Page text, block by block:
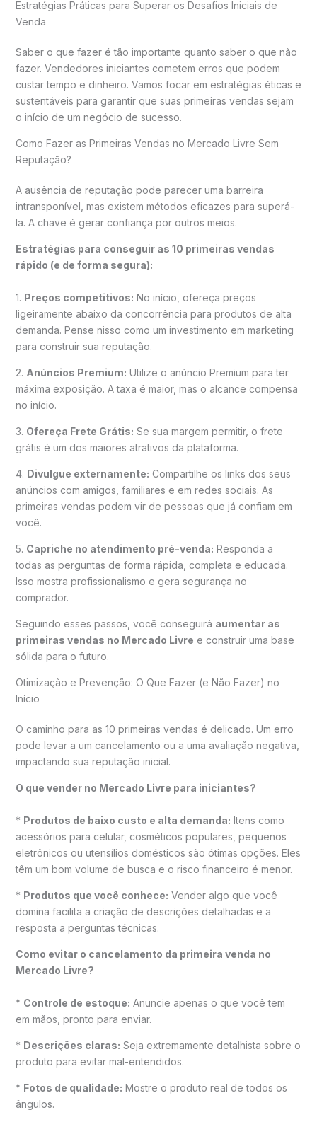
Estratégias Práticas para Superar os Desafios Iniciais de
Venda
Saber o que fazer é tão importante quanto saber o que não
fazer. Vendedores iniciantes cometem erros que podem
custar tempo e dinheiro. Vamos focar em estratégias éticas e
sustentáveis para garantir que suas primeiras vendas sejam
o início de um negócio de sucesso.
Como Fazer as Primeiras Vendas no Mercado Livre Sem
Reputação?
A ausência de reputação pode parecer uma barreira
intransponível, mas existem métodos eficazes para superá-
la. A chave é gerar confiança por outros meios.
Estratégias para conseguir as 10 primeiras vendas
rápido (e de forma segura):
1. Preços competitivos: No início, ofereça preços
ligeiramente abaixo da concorrência para produtos de alta
demanda. Pense nisso como um investimento em marketing
para construir sua reputação.
2. Anúncios Premium: Utilize o anúncio Premium para ter
máxima exposição. A taxa é maior, mas o alcance compensa
no início.
3. Ofereça Frete Grátis: Se sua margem permitir, o frete
grátis é um dos maiores atrativos da plataforma.
4. Divulgue externamente: Compartilhe os links dos seus
anúncios com amigos, familiares e em redes sociais. As
primeiras vendas podem vir de pessoas que já confiam em
você.
5. Capriche no atendimento pré-venda: Responda a
todas as perguntas de forma rápida, completa e educada.
Isso mostra profissionalismo e gera segurança no
comprador.
Seguindo esses passos, você conseguirá aumentar as
primeiras vendas no Mercado Livre e construir uma base
sólida para o futuro.
Otimização e Prevenção: O Que Fazer (e Não Fazer) no
Início
O caminho para as 10 primeiras vendas é delicado. Um erro
pode levar a um cancelamento ou a uma avaliação negativa,
impactando sua reputação inicial.
O que vender no Mercado Livre para iniciantes?
* Produtos de baixo custo e alta demanda: Itens como
acessórios para celular, cosméticos populares, pequenos
eletrônicos ou utensílios domésticos são ótimas opções. Eles
têm um bom volume de busca e o risco financeiro é menor.
* Produtos que você conhece: Vender algo que você
domina facilita a criação de descrições detalhadas e a
resposta a perguntas técnicas.
Como evitar o cancelamento da primeira venda no
Mercado Livre?
* Controle de estoque: Anuncie apenas o que você tem
em mãos, pronto para enviar.
* Descrições claras: Seja extremamente detalhista sobre o
produto para evitar mal-entendidos.
* Fotos de qualidade: Mostre o produto real de todos os
ângulos.